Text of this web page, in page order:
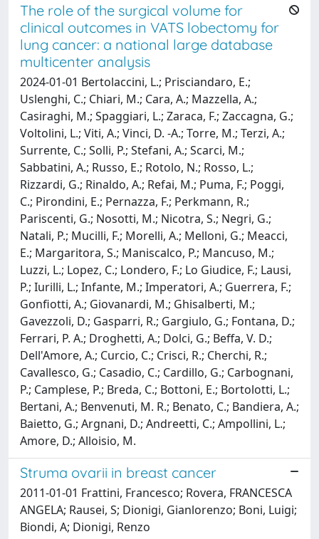
The role of the surgical volume for
clinical outcomes in VATS lobectomy for
lung cancer: a national large database
multicenter analysis
2024-01-01 Bertolaccini, L.; Prisciandaro, E.;
Uslenghi, C.; Chiari, M.; Cara, A.; Mazzella, A.;
Casiraghi, M.; Spaggiari, L.; Zaraca, F.; Zaccagna, G.;
Voltolini, L.; Viti, A.; Vinci, D. -A.; Torre, M.; Terzi, A.;
Surrente, C.; Solli, P.; Stefani, A.; Scarci, M.;
Sabbatini, A.; Russo, E.; Rotolo, N.; Rosso, L.;
Rizzardi, G.; Rinaldo, A.; Refai, M.; Puma, F.; Poggi,
C.; Pirondini, E.; Pernazza, F.; Perkmann, R.;
Pariscenti, G.; Nosotti, M.; Nicotra, S.; Negri, G.;
Natali, P.; Mucilli, F.; Morelli, A.; Melloni, G.; Meacci,
E.; Margaritora, S.; Maniscalco, P.; Mancuso, M.;
Luzzi, L.; Lopez, C.; Londero, F.; Lo Giudice, F.; Lausi,
P.; Iurilli, L.; Infante, M.; Imperatori, A.; Guerrera, F.;
Gonfiotti, A.; Giovanardi, M.; Ghisalberti, M.;
Gavezzoli, D.; Gasparri, R.; Gargiulo, G.; Fontana, D.;
Ferrari, P. A.; Droghetti, A.; Dolci, G.; Beffa, V. D.;
Dell'Amore, A.; Curcio, C.; Crisci, R.; Cherchi, R.;
Cavallesco, G.; Casadio, C.; Cardillo, G.; Carbognani,
P.; Camplese, P.; Breda, C.; Bottoni, E.; Bortolotti, L.;
Bertani, A.; Benvenuti, M. R.; Benato, C.; Bandiera, A.;
Baietto, G.; Argnani, D.; Andreetti, C.; Ampollini, L.;
Amore, D.; Alloisio, M.
Struma ovarii in breast cancer
2011-01-01 Frattini, Francesco; Rovera, FRANCESCA
ANGELA; Rausei, S; Dionigi, Gianlorenzo; Boni, Luigi;
Biondi, A; Dionigi, Renzo